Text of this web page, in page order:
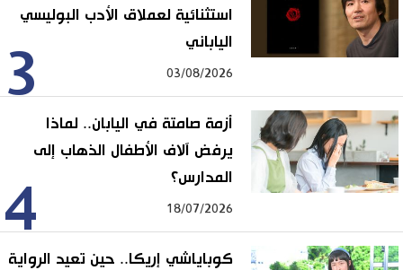
3
استثنائية لعملاق الأدب البوليسي
الياباني
03/08/2026
4
أزمة صامتة في اليابان.. لماذا
يرفض آلاف الأطفال الذهاب إلى
المدارس؟
18/07/2026
كوباياشي إريكا.. حين تعيد الرواية